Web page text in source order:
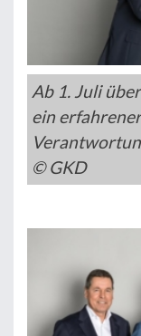
Ab 1. Juli
ein
© GKD